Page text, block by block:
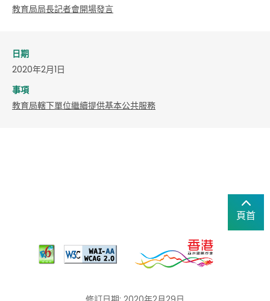
教育局局長記者會開場發言
日期
2020年2月1日
事項
教育局轄下單位繼續提供基本公共服務
頁首